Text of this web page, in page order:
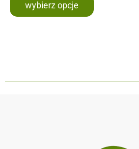
wybierz opcje